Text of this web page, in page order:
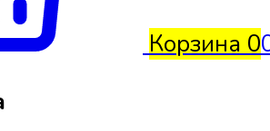
Корзина 0